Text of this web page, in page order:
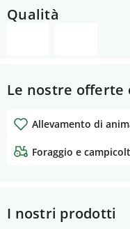
Qualità
Le nostre offerte
Allevamento di
Foraggio e
I nostri prodotti